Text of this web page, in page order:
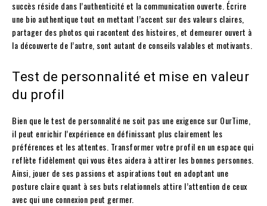
succès réside dans l’authenticité et la communication ouverte. Écrire
une bio authentique tout en mettant l’accent sur des valeurs claires,
partager des photos qui racontent des histoires, et demeurer ouvert à
la découverte de l’autre, sont autant de conseils valables et motivants.
Test de personnalité et mise en valeur
du profil
Bien que le test de personnalité ne soit pas une exigence sur OurTime,
il peut enrichir l’expérience en définissant plus clairement les
préférences et les attentes. Transformer votre profil en un espace qui
reflète fidèlement qui vous êtes aidera à attirer les bonnes personnes.
Ainsi, jouer de ses passions et aspirations tout en adoptant une
posture claire quant à ses buts relationnels attire l’attention de ceux
avec qui une connexion peut germer.